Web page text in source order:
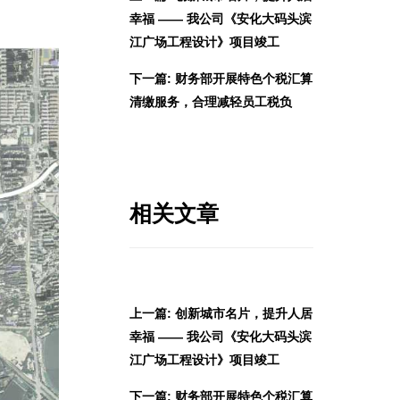
幸福 —— 我公司《安化大码头滨
江广场工程设计》项目竣工
下一篇: 财务部开展特色个税汇算
清缴服务，合理减轻员工税负
相关文章
上一篇: 创新城市名片，提升人居
幸福 —— 我公司《安化大码头滨
江广场工程设计》项目竣工
下一篇: 财务部开展特色个税汇算